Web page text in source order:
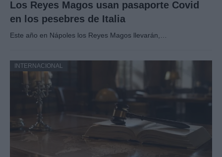
Los Reyes Magos usan pasaporte Covid
en los pesebres de Italia
Este año en Nápoles los Reyes Magos llevarán,…
INTERNACIONAL